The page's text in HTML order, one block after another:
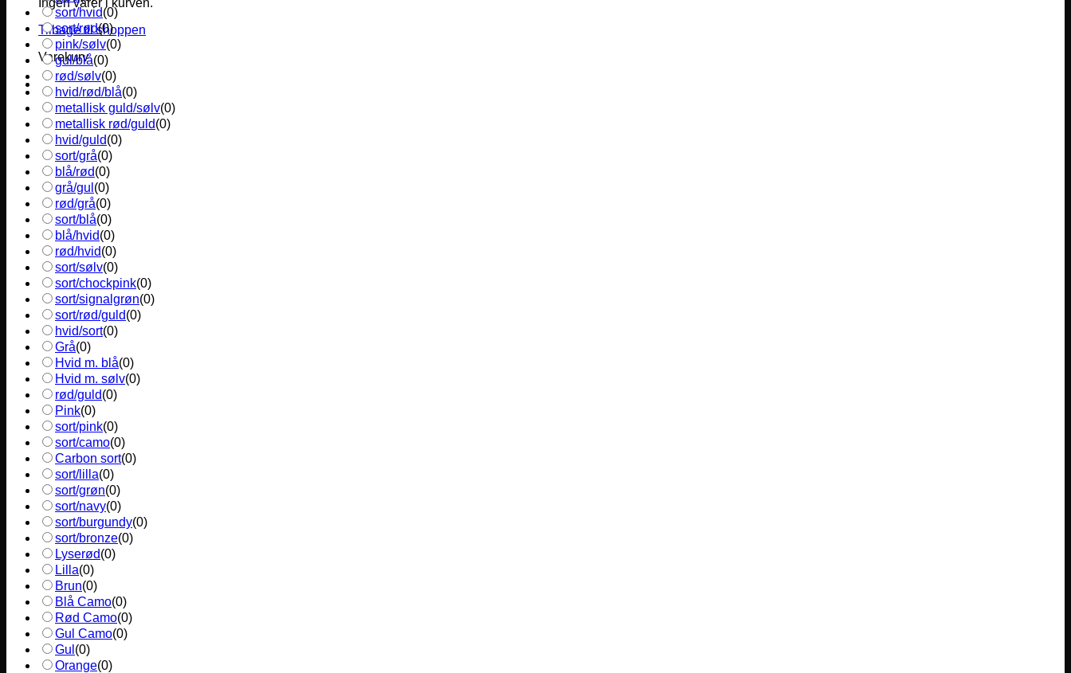
Ingen varer i kurven.
Tilbage til shoppen
Varekurv
sort/hvid(0)
sort/rød(0)
pink/sølv(0)
gul/blå(0)
rød/sølv(0)
hvid/rød/blå(0)
metallisk guld/sølv(0)
metallisk rød/guld(0)
hvid/guld(0)
sort/grå(0)
blå/rød(0)
grå/gul (0)
rød/grå(0)
sort/blå(0)
blå/hvid(0)
rød/hvid(0)
sort/sølv(0)
sort/chockpink(0)
sort/signalgrøn(0)
sort/rød/guld(0)
hvid/sort(0)
Grå(0)
Hvid m. blå(0)
Hvid m. sølv(0)
rød/guld(0)
Pink(0)
sort/pink(0)
sort/camo(0)
Carbon sort(0)
sort/lilla(0)
sort/grøn(0)
sort/navy(0)
sort/burgundy(0)
sort/bronze(0)
Lyserød(0)
Lilla(0)
Brun(0)
Blå Camo(0)
Rød Camo(0)
Gul Camo(0)
Gul (0)
Orange(0)